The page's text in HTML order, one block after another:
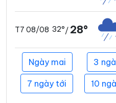
T7 08/08 32°/ 28°
Ngày mai 3
7 ngày tới 10